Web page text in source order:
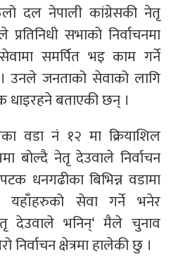
दल नेपाली कांग्रेसकी नेतृ
सभाको निर्वाचनमा
समर्पित भइ काम गर्ने
। उनले जनताको सेवाको लागि
बताएकी छन् ।
वडा नं १२ मा क्रियाशिल
बोल्दै नेतृ देउवाले निर्वाचन
धनगढीका बिभिन्न वडामा
सेवा गर्ने भनेर
देउवाले भनिन्‘ मैले चुनाव
निर्वाचन क्षेत्रमा हालेकी छु ।